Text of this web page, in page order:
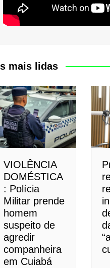
mais lidas
VIOLÊNCIA
DOMÉSTICA
: Polícia
Militar prende
homem
suspeito de
agredir
companheira
em Cuiabá